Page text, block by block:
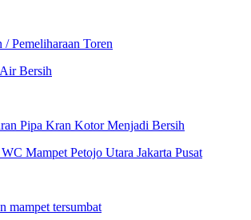
/ Pemeliharaan Toren
Bersih
Pipa Kran Kotor Menjadi Bersih
WC Mampet Petojo Utara Jakarta Pusat
mampet tersumbat